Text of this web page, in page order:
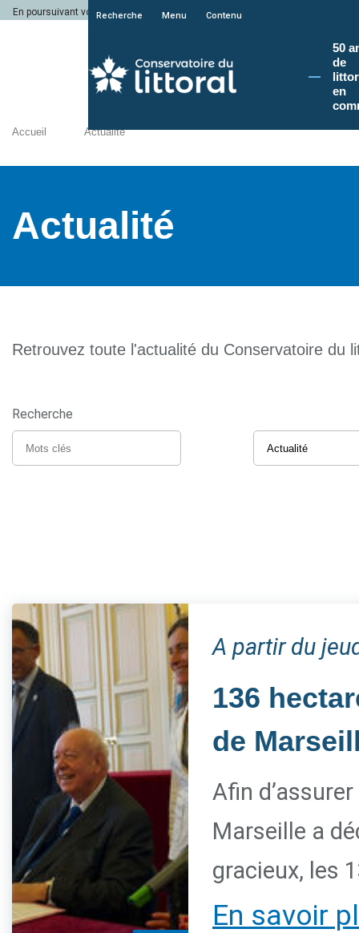
En poursuivant votre navigation sur le site du Conservatoire du littoral, vous
Recherche Menu Contenu
50
de
en
Accueil Actualité
Actualité
Retrouvez toute l'actualité du Conservatoire du
Recherche
A partir du
136
de
Afin
Marseille a
gracieux, les
En savoir